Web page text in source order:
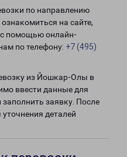
по направлению
на сайте,
с помощью онлайн-
по телефону: +7 (495)
из Йошкар-Олы в
ввести данные для
заполнить заявку. После
деталей